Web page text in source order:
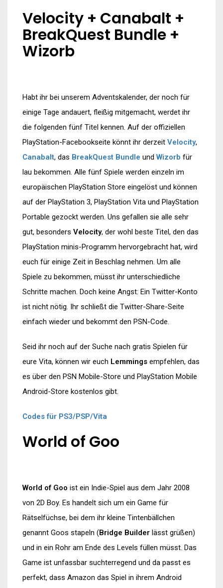
Velocity + Canabalt +
BreakQuest Bundle +
Wizorb
Habt ihr bei unserem Adventskalender, der noch für
einige Tage andauert, fleißig mitgemacht, werdet ihr
die folgenden fünf Titel kennen. Auf der offiziellen
PlayStation-Facebookseite könnt ihr derzeit Velocity,
Canabalt, das BreakQuest Bundle und Wizorb für
lau bekommen. Alle fünf Spiele werden einzeln im
europäischen PlayStation Store eingelöst und können
auf der PlayStation 3, PlayStation Vita und PlayStation
Portable gezockt werden. Uns gefallen sie alle sehr
gut, besonders Velocity, der wohl beste Titel, den das
PlayStation minis-Programm hervorgebracht hat, wird
euch für einige Zeit in Beschlag nehmen. Um alle
Spiele zu bekommen, müsst ihr unterschiedliche
Schritte machen. Doch keine Angst: Ein Twitter-Konto
ist nicht nötig. Ihr schließt die Twitter-Share-Seite
einfach wieder und bekommt den PSN-Code.
Seid ihr noch auf der Suche nach gratis Spielen für
eure Vita, können wir euch Lemmings empfehlen, das
es über den PSN Mobile-Store und PlayStation Mobile
Android-Store kostenlos gibt.
Codes für PS3/PSP/Vita
World of Goo
World of Goo ist ein Indie-Spiel aus dem Jahr 2008
von 2D Boy. Es handelt sich um ein Game für
Rätselfüchse, bei dem ihr kleine Tintenbällchen
genannt Goos stapeln (Bridge Builder lässt grüßen)
und in ein Rohr am Ende des Levels füllen müsst. Das
Game ist unfassbar suchterregend und da passt es
perfekt, dass Amazon das Spiel in ihrem Android